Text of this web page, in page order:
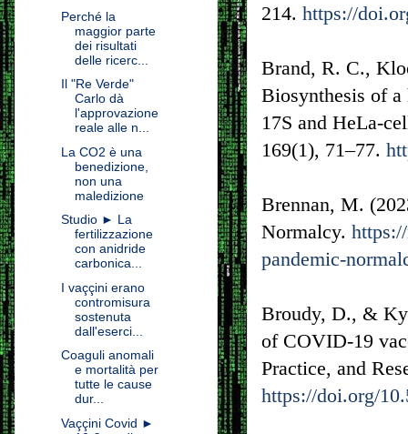
214. https://
Brand, R. C.,
Biosynthesis of a
17S and HeLa-
169(1), 71–77.
Brennan, M.
Normalcy.
pandemic-
Broudy, D., &
of COVID-19
Practice, and
https://doi.org/
Perché la
maggior parte
dei risultati
delle ricerc...
Il "Re Verde"
Carlo dà
l'approvazione
reale alle n...
La CO2 è una
benedizione,
non una
maledizione
Studio ► La
fertilizzazione
con anidride
carbonica...
I vaççini erano
contromisura
sostenuta
dall'eserci...
Coaguli anomali
e mortalità per
tutte le cause
dur...
Vaççini Covid ►